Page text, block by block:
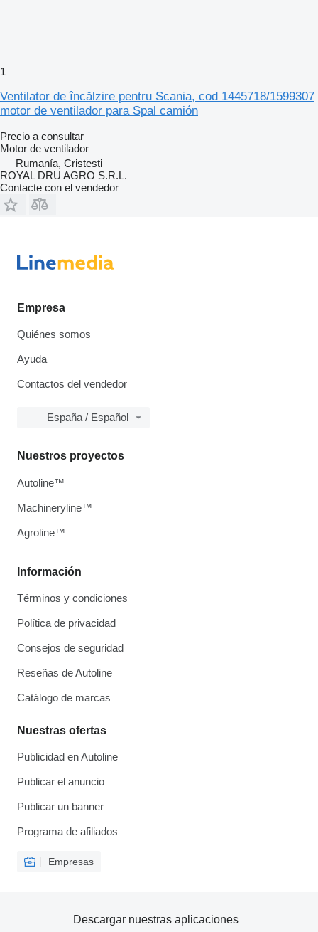
1
Ventilator de încălzire pentru Scania, cod 1445718/1599307
motor de ventilador para Spal camión
Precio a consultar
Motor de ventilador
Rumanía, Cristesti
ROYAL DRU AGRO S.R.L.
Contacte con el vendedor
Empresa
Quiénes somos
Ayuda
Contactos del vendedor
España / Español
Información
Términos y condiciones
Política de privacidad
Consejos de seguridad
Reseñas de Autoline
Catálogo de marcas
Nuestras ofertas
Publicidad en Autoline
Publicar el anuncio
Publicar un banner
Programa de afiliados
Empresas
Nuestros proyectos
Autoline™
Machineryline™
Agroline™
Descargar nuestras aplicaciones